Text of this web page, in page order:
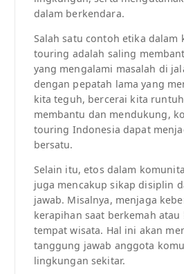
dalam berkendara.
Salah satu contoh etika dalam
touring adalah saling
yang mengalami masalah di
dengan pepatah lama yang
kita teguh, bercerai kita
membantu dan mendukung,
touring Indonesia dapat
bersatu.
Selain itu, etos dalam
juga mencakup sikap disiplin
jawab. Misalnya, menjaga
kerapihan saat berkemah
tempat wisata. Hal ini akan
tanggung jawab anggota
lingkungan sekitar.